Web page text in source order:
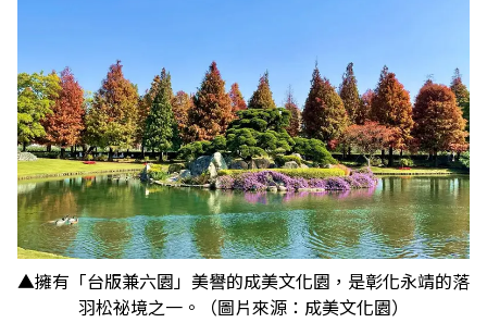
▲擁有「台版兼六園」美譽的成美文化園，是彰化永靖的落
羽松祕境之一。（圖片來源：成美文化園）